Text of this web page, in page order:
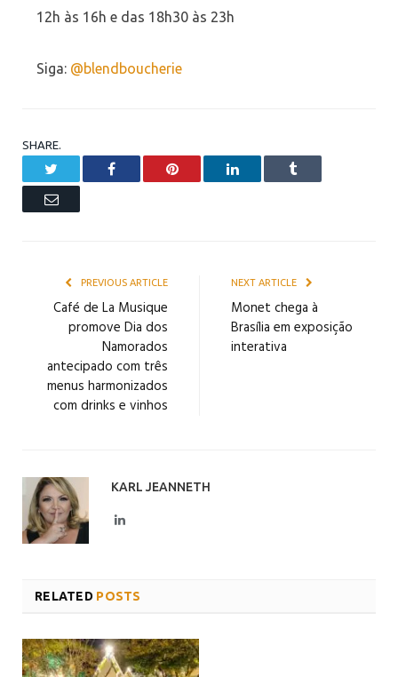
12h às 16h e das 18h30 às 23h
Siga: @blendboucherie
SHARE.
Facebook Pinterest LinkedIn Tumblr
Email
PREVIOUS ARTICLE
Café de La Musique
promove Dia dos
Namorados
antecipado com três
menus harmonizados
com drinks e vinhos
NEXT ARTICLE
Monet chega à
Brasília em exposição
interativa
KARL JEANNETH
LinkedIn
RELATED POSTS